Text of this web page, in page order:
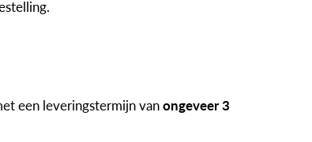
een leveringstermijn vanongeveer 3